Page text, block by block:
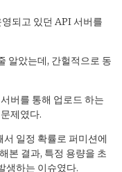
되고 있던 API 서버를
알았는데, 간헐적으로 동
버를 통해 업로드 하는
제였다.
일정 확률로 퍼미션에
본 결과, 특정 용량을 초
생하는 이슈였다.